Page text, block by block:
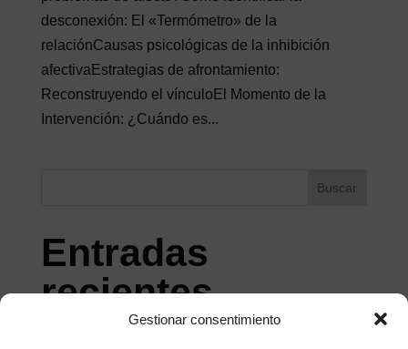
Gestionar consentimiento
desconexión: El «Termómetro» de la
relaciónCausas psicológicas de la inhibición
afectivaEstrategias de afrontamiento:
Reconstruyendo el vínculoEl Momento de la
Intervención: ¿Cuándo es...
Buscar
Entradas
recientes